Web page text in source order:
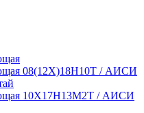
08(12Х)18Н10Т / АИСИ
10Х17Н13М2Т / АИСИ